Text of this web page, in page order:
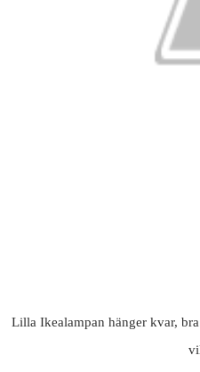
Lilla Ikealampan hänger kvar,